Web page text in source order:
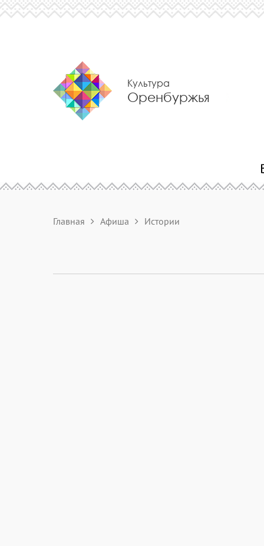
Культура
Оренбуржья
Главная Афиша Истории